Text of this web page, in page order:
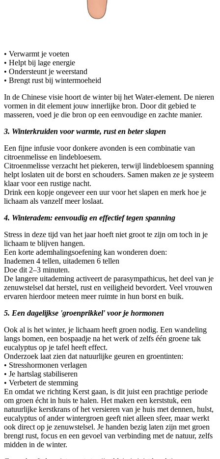
• Verwarmt je voeten
• Helpt bij lage energie
• Ondersteunt je weerstand
• Brengt rust bij wintermoeheid
In de Chinese visie hoort de winter bij het Water-element. De nieren
vormen in dit element jouw innerlijke bron. Door dit gebied te
masseren, voed je die bron op een eenvoudige en zachte manier.
3. Winterkruiden voor warmte, rust en beter slapen
Een fijne infusie voor donkere avonden is een combinatie van
citroenmelisse en lindebloesem.
Citroenmelisse verzacht het piekeren, terwijl lindebloesem spanning
helpt loslaten uit de borst en schouders. Samen maken ze je systeem
klaar voor een rustige nacht.
Drink een kopje ongeveer een uur voor het slapen en merk hoe je
lichaam als vanzelf meer loslaat.
4. Winteradem: eenvoudig en effectief tegen spanning
Stress in deze tijd van het jaar hoeft niet groot te zijn om toch in je
lichaam te blijven hangen.
Een korte ademhalingsoefening kan wonderen doen:
Inademen 4 tellen, uitademen 6 tellen
Doe dit 2–3 minuten.
De langere uitademing activeert de parasympathicus, het deel van je
zenuwstelsel dat herstel, rust en veiligheid bevordert. Veel vrouwen
ervaren hierdoor meteen meer ruimte in hun borst en buik.
5. Een dagelijkse 'groenprikkel' voor je hormonen
Ook al is het winter, je lichaam heeft groen nodig. Een wandeling
langs bomen, een bospaadje na het werk of zelfs één groene tak
eucalyptus op je tafel heeft effect.
Onderzoek laat zien dat natuurlijke geuren en groentinten:
• Stresshormonen verlagen
• Je hartslag stabiliseren
• Verbetert de stemming
En omdat we richting Kerst gaan, is dit juist een prachtige periode
om groen écht in huis te halen. Het maken een kerststuk, een
natuurlijke kerstkrans of het versieren van je huis met dennen, hulst,
eucalyptus of ander wintergroen geeft niet alleen sfeer, maar werkt
ook direct op je zenuwstelsel. Je handen bezig laten zijn met groen
brengt rust, focus en een gevoel van verbinding met de natuur, zelfs
midden in de winter.